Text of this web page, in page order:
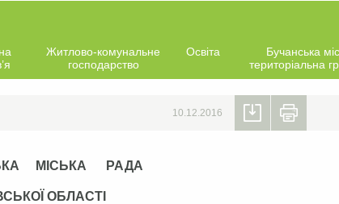
Житлово-комунальне
господарство
Освіта
Бучанська
територіальна
10.12.2016
МІСЬКА РАДА
ОБЛАСТІ